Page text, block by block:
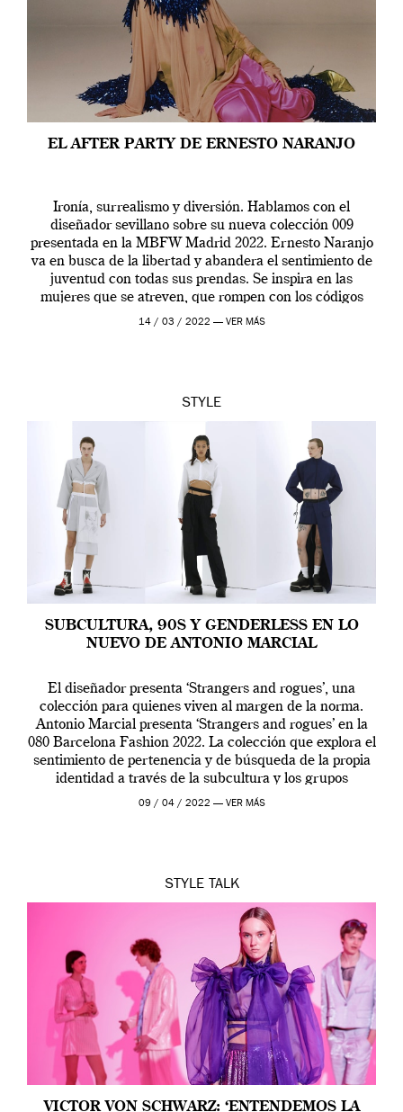
EL AFTER PARTY DE ERNESTO NARANJO
Ironía, surrealismo y diversión. Hablamos con el
diseñador sevillano sobre su nueva colección 009
presentada en la MBFW Madrid 2022. Ernesto Naranjo
va en busca de la libertad y abandera el sentimiento de
juventud con todas sus prendas. Se inspira en las
mujeres que se atreven, que rompen con los códigos
sociales que deciden cómo […]
14 / 03 / 2022 — VER MÁS
STYLE
SUBCULTURA, 90S Y GENDERLESS EN LO
NUEVO DE ANTONIO MARCIAL
El diseñador presenta ‘Strangers and rogues’, una
colección para quienes viven al margen de la norma.
Antonio Marcial presenta ‘Strangers and rogues’ en la
080 Barcelona Fashion 2022. La colección que explora el
sentimiento de pertenencia y de búsqueda de la propia
identidad a través de la subcultura y los grupos
minoritarios que conviven en […]
09 / 04 / 2022 — VER MÁS
STYLE TALK
VICTOR VON SCHWARZ: ‘ENTENDEMOS LA